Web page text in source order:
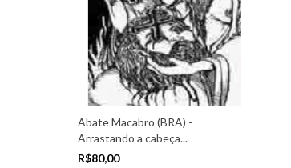
Abate Macabro (BRA) -
Arrastando a cabeça...
R$80,00